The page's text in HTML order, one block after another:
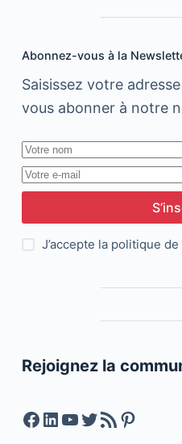
Abonnez-vous à la
Saisissez votre
vous abonner à notre
J’accepte la politique
Rejoignez la
Facebook
LinkedIn
YouTube
Twitter
Feed RSS